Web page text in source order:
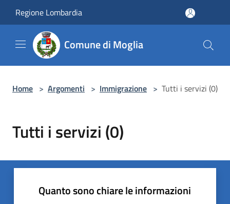
Regione Lombardia
Comune di Moglia
Home > Argomenti > Immigrazione > Tutti i servizi (0)
Tutti i servizi (0)
Quanto sono chiare le informazioni